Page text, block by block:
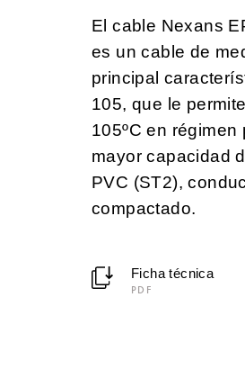
El cable Nexans
es un cable de
principal
105, que le
105ºC en
mayor capacidad
PVC (ST2),
compactado.
Ficha técnica
PDF